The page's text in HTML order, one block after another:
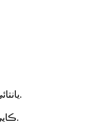
يانتائي جياجيا کان تازيون تازه ڪاريون حاصل ڪريو.
© ڪاپي رائيٽ - 2011-2021: سڀ حق محفوظ آهن.